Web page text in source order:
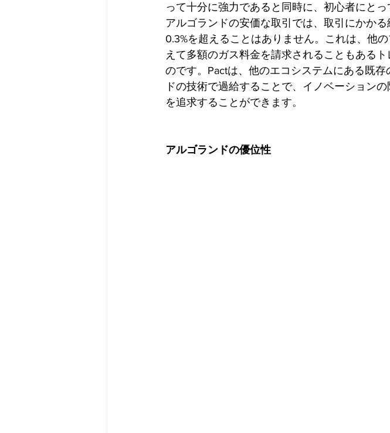
って十分に強力であると同時に、初心者にと
アルゴランドの安価な取引では、取引にかか
0.3%を超えることはありません。これは、他
えて多額のガス料金を請求されることもある
のです。Pactは、他のエコシステムにある既
ドの技術で過給することで、イノベーション
を追求することができます。
アルゴランドの優位性